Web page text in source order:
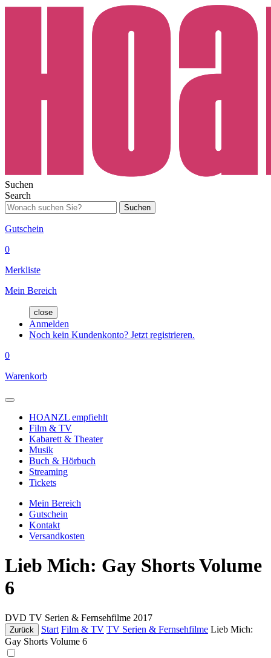
Suchen
Search
Suchen
Gutschein
0
Merkliste
Mein Bereich
close
Anmelden
Noch kein Kundenkonto? Jetzt registrieren.
0
Warenkorb
HOANZL empfiehlt
Film & TV
Kabarett & Theater
Musik
Buch & Hörbuch
Streaming
Tickets
Mein Bereich
Gutschein
Kontakt
Versandkosten
Lieb Mich: Gay Shorts Volume
6
DVD TV Serien & Fernsehfilme 2017
Zurück Start Film & TV TV Serien & Fernsehfilme Lieb Mich:
Gay Shorts Volume 6